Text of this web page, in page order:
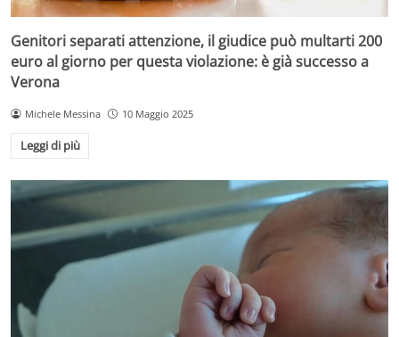
Genitori separati attenzione, il giudice può multarti 200
euro al giorno per questa violazione: è già successo a
Verona
Michele Messina 10 Maggio 2025
Leggi di più